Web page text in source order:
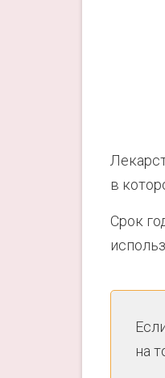
в
Срок
на